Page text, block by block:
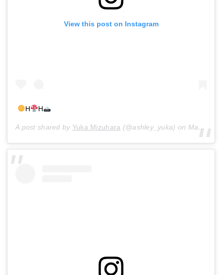
View this post on Instagram
H H
A post shared by Yuka Mizuhara (@ashley_yuka) on May 9, 2018 at 4:51am PDT